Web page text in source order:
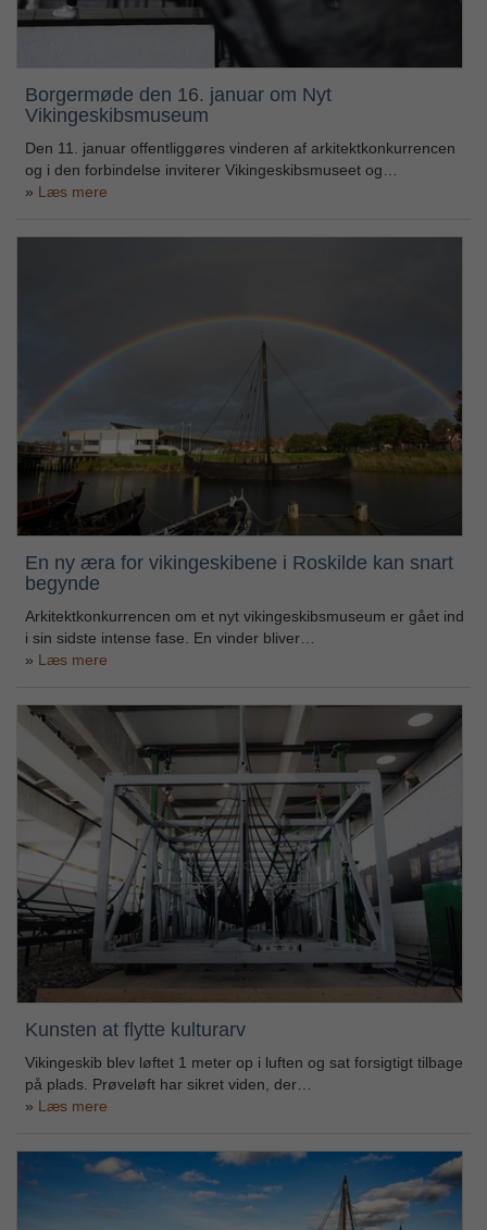
Borgermøde den 16. januar om Nyt
Vikingeskibsmuseum
Den 11. januar offentliggøres vinderen af arkitektkonkurrencen
og i den forbindelse inviterer Vikingeskibsmuseet og…
Læs mere
En ny æra for vikingeskibene i Roskilde kan snart
begynde
Arkitektkonkurrencen om et nyt vikingeskibsmuseum er gået ind
i sin sidste intense fase. En vinder bliver…
Læs mere
Kunsten at flytte kulturarv
Vikingeskib blev løftet 1 meter op i luften og sat forsigtigt tilbage
på plads. Prøveløft har sikret viden, der…
Læs mere